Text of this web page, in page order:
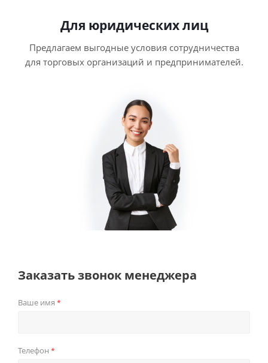
Для юридических лиц
Предлагаем выгодные условия сотрудничества
для торговых организаций и предпринимателей.
Заказать звонок менеджера
Ваше имя *
Телефон *